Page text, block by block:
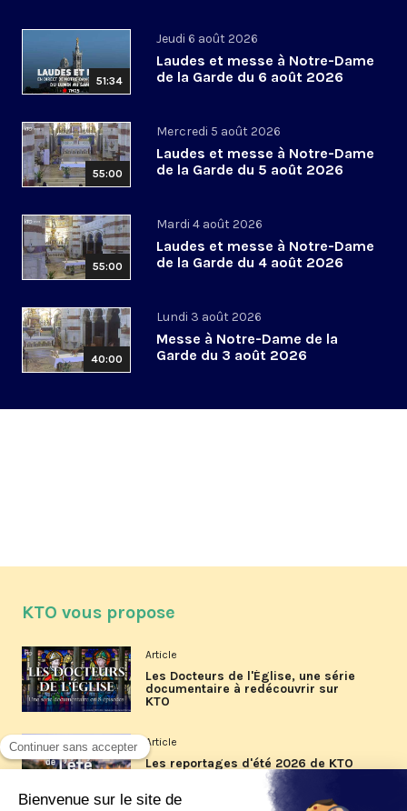
51:34
Jeudi 6 août 2026
Laudes et messe à Notre-Dame
de la Garde du 6 août 2026
55:00
Mercredi 5 août 2026
Laudes et messe à Notre-Dame
de la Garde du 5 août 2026
55:00
Mardi 4 août 2026
Laudes et messe à Notre-Dame
de la Garde du 4 août 2026
40:00
Lundi 3 août 2026
Messe à Notre-Dame de la
Garde du 3 août 2026
KTO vous propose
Article
Les Docteurs de l'Église, une série
documentaire à redécouvrir sur
KTO
Article
Les reportages d'été 2026 de KTO